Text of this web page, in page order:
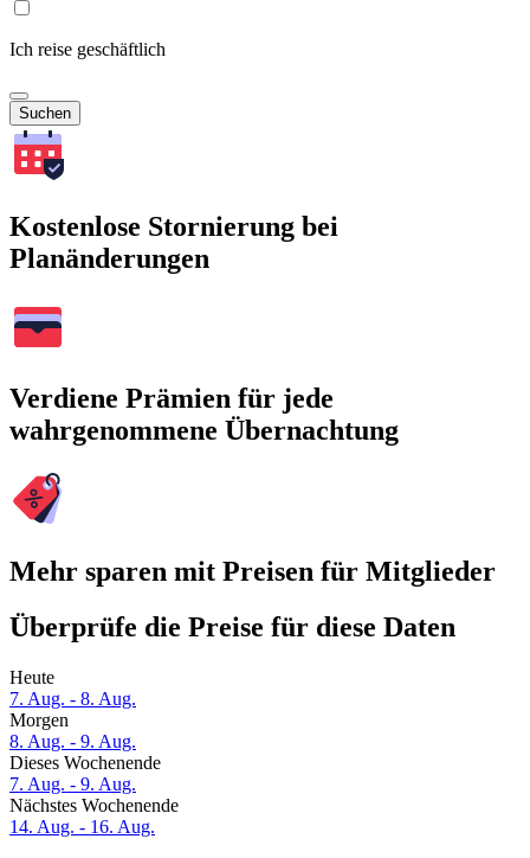
Ich reise geschäftlich
Suchen
Kostenlose Stornierung bei
Planänderungen
Verdiene Prämien für jede
wahrgenommene Übernachtung
Mehr sparen mit Preisen für Mitglieder
Überprüfe die Preise für diese Daten
Heute
7. Aug. - 8. Aug.
Morgen
8. Aug. - 9. Aug.
Dieses Wochenende
7. Aug. - 9. Aug.
Nächstes Wochenende
14. Aug. - 16. Aug.